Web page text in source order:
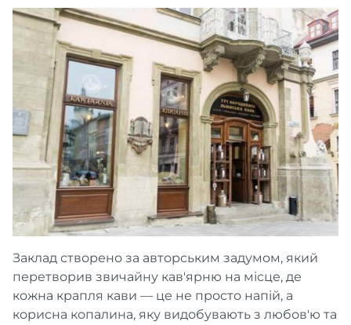
Заклад створено за авторським задумом, який
перетворив звичайну кав'ярню на місце, де
кожна крапля кави — це не просто напій, а
корисна копалина, яку видобувають з любов'ю та